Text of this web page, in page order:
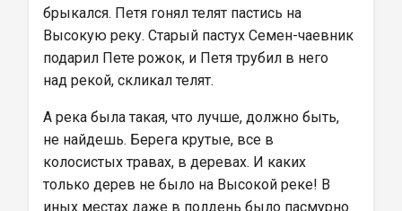
брыкался. Петя гонял телят пастись на
Высокую реку. Старый пастух Семен-чаевник
подарил Пете рожок, и Петя трубил в него
над рекой, скликал телят.
А река была такая, что лучше, должно быть,
не найдешь. Берега крутые, все в
колосистых травах, в деревах. И каких
только дерев не было на Высокой реке! В
иных местах даже в полдень было пасмурно